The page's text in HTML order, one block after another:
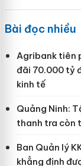
Bài đọc nhiều
Agribank tiên
đãi 70.000 tỷ
kinh tế
Quảng Ninh:
thanh tra còn
Ban Quản lý
khẳng định